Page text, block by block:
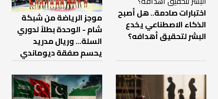
اختبارات صادمة.. هل أصبح
الذكاء الاصطناعي يخدع
البشر لتحقيق أهدافه؟
موجز الرياضة من شبكة
شام - الوحدة بطلاً لدوري
السلة... وريال مدريد
يحسم صفقة ديوماندي